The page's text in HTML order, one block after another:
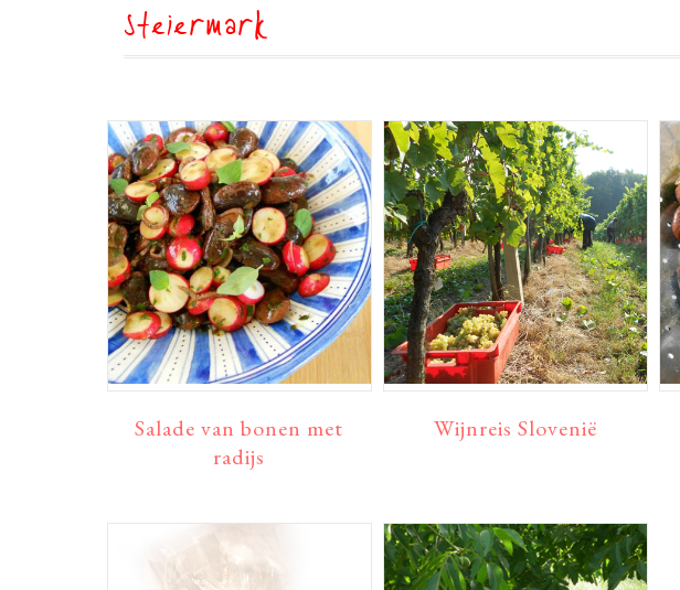
steiermark
Salade van bonen met
radijs
Wijnreis Slovenië